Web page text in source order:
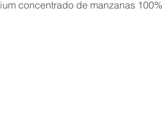
concentrado de manzanas